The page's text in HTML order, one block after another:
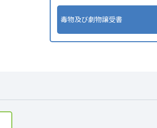
毒物及び劇物譲受書